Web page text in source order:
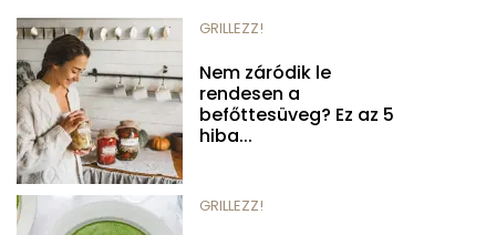
GRILLEZZ!
Nem záródik le
rendesen a
befőttesüveg? Ez az 5
hiba...
GRILLEZZ!